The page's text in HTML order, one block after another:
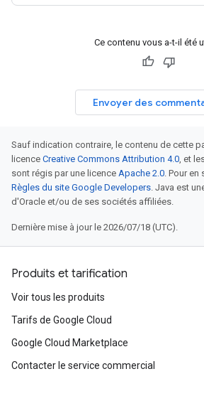
Ce contenu vous a-t-il été
Envoyer des
Sauf indication contraire, le contenu de cette
licence Creative Commons Attribution 4.0, et
sont régis par une licence Apache 2.0. Pour
Règles du site Google Developers. Java est
d'Oracle et/ou de ses sociétés affiliées.
Dernière mise à jour le 2026/07/18 (UTC).
Produits et tarification
Voir tous les produits
Tarifs de Google Cloud
Google Cloud Marketplace
Contacter le service commercial